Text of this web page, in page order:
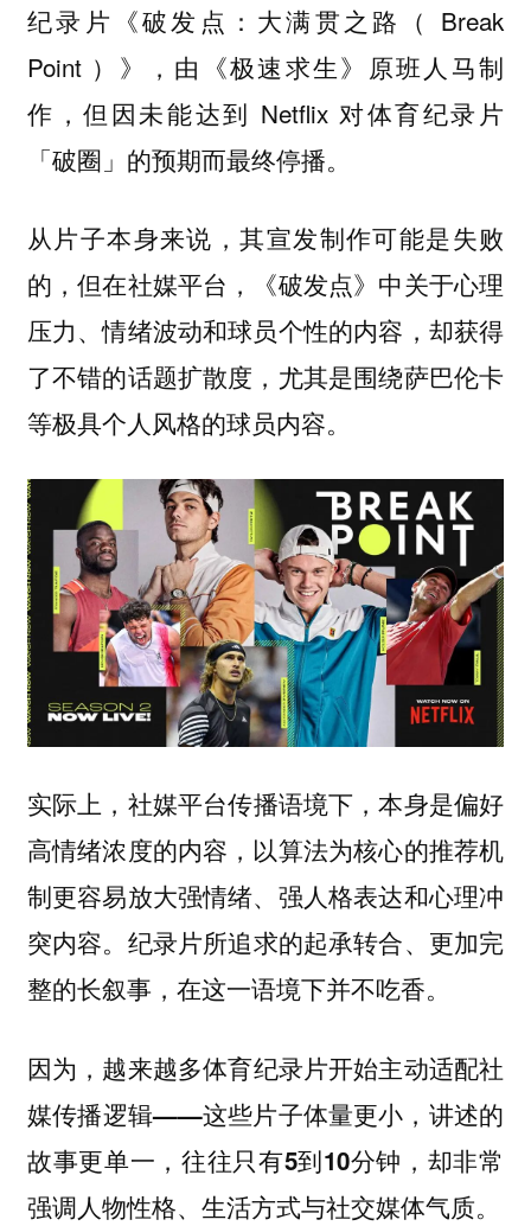
纪录片《破发点：大满贯之路（ Break
Point ）》，由《极速求生》原班人马制
作，但因未能达到 Netflix 对体育纪录片
「破圈」的预期而最终停播。
从片子本身来说，其宣发制作可能是失败
的，但在社媒平台，《破发点》中关于心理
压力、情绪波动和球员个性的内容，却获得
了不错的话题扩散度，尤其是围绕萨巴伦卡
等极具个人风格的球员内容。
实际上， 社媒平台传播语境下，本身是偏好
高情绪浓度的内容，以算法为核心的推荐机
制更容易放大强情绪、强人格表达和心理冲
突内容。 纪录片所追求的起承转合、更加完
整的长叙事，在这一语境下并不吃香。
因为， 越来越多体育纪录片开始主动适配社
媒传播逻辑——这些片子体量更小，讲述的
故事更单一，往往只有5到10分钟，却非常
强调人物性格、生活方式与社交媒体气质。